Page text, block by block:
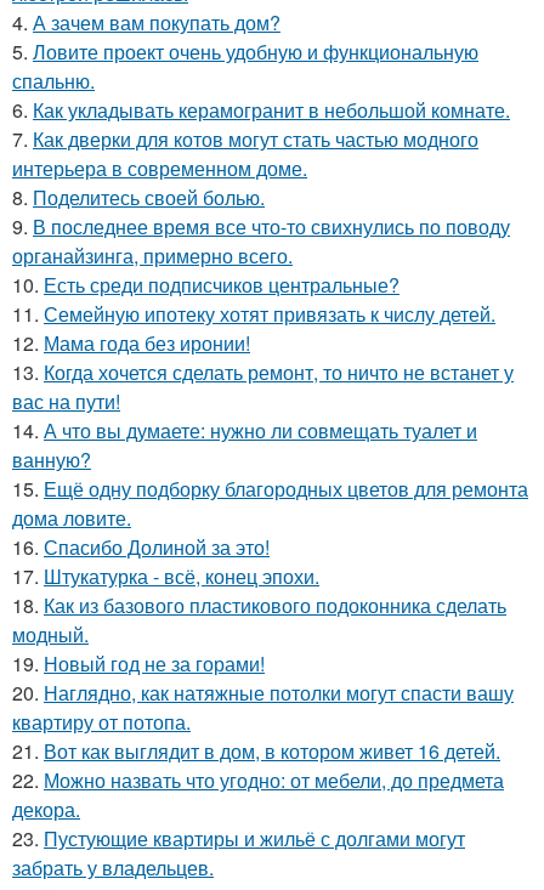
4. А зачем вам покупать дом?
5. Ловите проект очень удобную и функциональную
спальню.
6. Как укладывать керамогранит в небольшой комнате.
7. Как дверки для котов могут стать частью модного
интерьера в современном доме.
8. Поделитесь своей болью.
9. В последнее время все что-то свихнулись по поводу
органайзинга, примерно всего.
10. Есть среди подписчиков центральные?
11. Семейную ипотеку хотят привязать к числу детей.
12. Мама года без иронии!
13. Когда хочется сделать ремонт, то ничто не встанет у
вас на пути!
14. А что вы думаете: нужно ли совмещать туалет и
ванную?
15. Ещё одну подборку благородных цветов для ремонта
дома ловите.
16. Спасибо Долиной за это!
17. Штукатурка - всё, конец эпохи.
18. Как из базового пластикового подоконника сделать
модный.
19. Новый год не за горами!
20. Наглядно, как натяжные потолки могут спасти вашу
квартиру от потопа.
21. Вот как выглядит в дом, в котором живет 16 детей.
22. Можно назвать что угодно: от мебели, до предмета
декора.
23. Пустующие квартиры и жильё с долгами могут
забрать у владельцев.